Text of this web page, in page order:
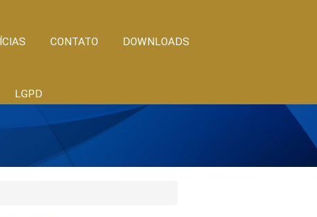
CONTATO DOWNLOADS
LGPD